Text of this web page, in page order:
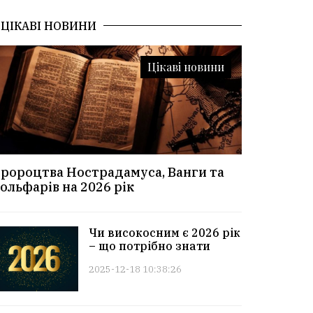
ЦІКАВІ НОВИНИ
Цікаві новини
Нострадамуса, Ванги та
на 2026 рік
Чи високосним є 2026 рік
– що потрібно знати
2025-12-18 10:38:26